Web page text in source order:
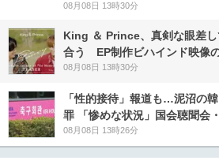
08月08日 13時30分
King ＆ Prince、真剣な眼差
合う EP制作ビハインド映像
08月08日 13時30分
「性的接待」報道も…泥沼の
罪 「惨めな状況」国会聴聞会
08月08日 13時26分